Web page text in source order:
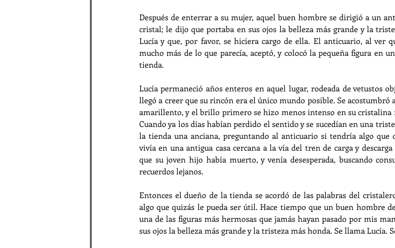
Después de enterrar a su mujer, aquel buen hombre se dirigió a un
cristal; le dijo que portaba en sus ojos la belleza más grande y la
Lucía y que, por favor, se hiciera cargo de ella. El anticuario, al ver
mucho más de lo que parecía, aceptó, y colocó la pequeña figura en
tienda.
Lucía permaneció años enteros en aquel lugar, rodeada de vetustos
llegó a creer que su rincón era el único mundo posible. Se acostumbró
amarillento, y el brillo primero se hizo menos intenso en su cristalina
Cuando ya los días habían perdido el sentido y se sucedían en una
la tienda una anciana, preguntando al anticuario si tendría algo que
vivía en una antigua casa cercana a la vía del tren de carga y
que su joven hijo había muerto, y venía desesperada, buscando
recuerdos lejanos.
Entonces el dueño de la tienda se acordó de las palabras del
algo que quizás le pueda ser útil. Hace tiempo que un buen hombre
una de las figuras más hermosas que jamás hayan pasado por mis
sus ojos la belleza más grande y la tristeza más honda. Se llama Lucía.